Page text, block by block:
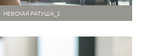
НЕВСКАЯ РАТУША_2